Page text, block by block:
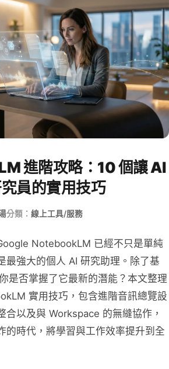
進階攻略：10 個讓 AI
員的實用技巧
分類： 線上工具/服務
NotebookLM 已經不只是單純
最強大的個人 AI 研究助理。除了基
是否掌握了它最新的潛能？本文整理
實用技巧，包含進階音訊總覽設
合以及與 Workspace 的無縫協作，
的時代，將學習與工作效率提升到全